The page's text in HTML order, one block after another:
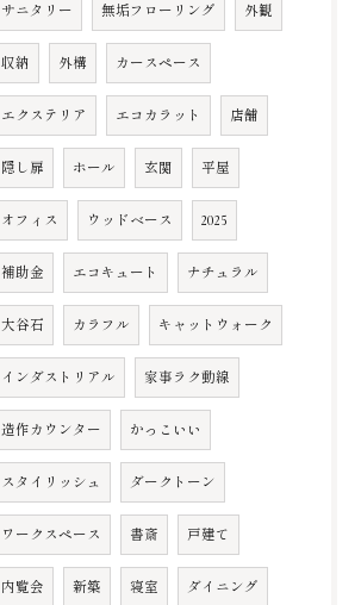
サニタリー 無垢フローリング 外観
収納 外構 カースペース
エクステリア エコカラット 店舗
隠し扉 ホール 玄関 平屋
オフィス ウッドベース 2025
補助金 エコキュート ナチュラル
大谷石 カラフル キャットウォーク
インダストリアル 家事ラク動線
造作カウンター かっこいい
スタイリッシュ ダークトーン
ワークスペース 書斎 戸建て
内覧会 新築 寝室 ダイニング